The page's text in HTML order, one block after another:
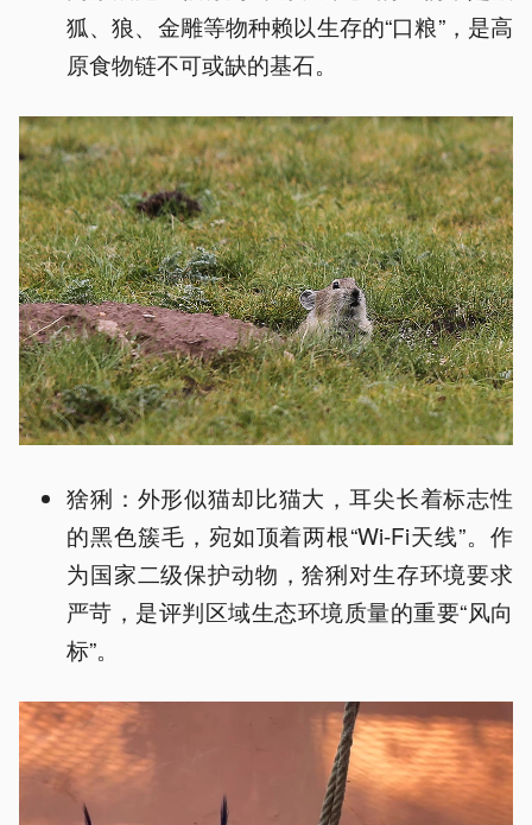
狐、狼、金雕等物种赖以生存的“口粮”，是高
原食物链不可或缺的基石。
猞猁：外形似猫却比猫大，耳尖长着标志性
的黑色簇毛，宛如顶着两根“Wi-Fi天线”。作
为国家二级保护动物，猞猁对生存环境要求
严苛，是评判区域生态环境质量的重要“风向
标”。